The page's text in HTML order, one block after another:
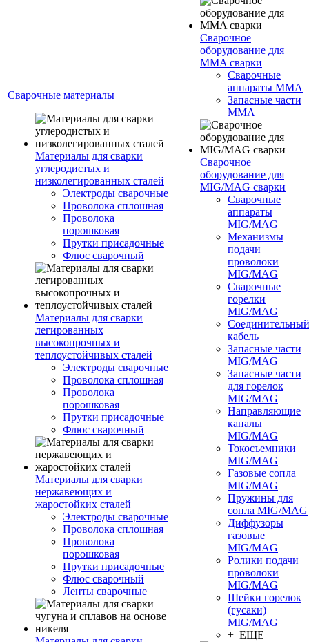
Сварочные материалы
Материалы для сварки
углеродистых и
низколегированных сталей
Электроды сварочные
Проволока сплошная
Проволока
порошковая
Прутки присадочные
Флюс сварочный
Материалы для сварки
легированных
высокопрочных и
теплоустойчивых сталей
Электроды сварочные
Проволока сплошная
Проволока
порошковая
Прутки присадочные
Флюс сварочный
Материалы для сварки
нержавеющих и
жаростойких сталей
Электроды сварочные
Проволока сплошная
Проволока
порошковая
Прутки присадочные
Флюс сварочный
Ленты сварочные
Сварочное
оборудование для
MMA сварки
Сварочные
аппараты MMA
Запасные части
MMA
Сварочное
оборудование для
MIG/MAG сварки
Сварочные
аппараты
MIG/MAG
Механизмы
подачи
проволоки
MIG/MAG
Сварочные
горелки
MIG/MAG
Соединительный
кабель
Запасные части
MIG/MAG
Запасные части
для горелок
MIG/MAG
Направляющие
каналы
MIG/MAG
Токосъемники
MIG/MAG
Газовые сопла
MIG/MAG
Пружины для
сопла MIG/MAG
Диффузоры
газовые
MIG/MAG
Ролики подачи
проволоки
MIG/MAG
Шейки горелок
(гусаки)
MIG/MAG
+ ЕЩЕ